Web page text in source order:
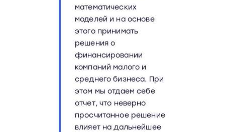
математических
моделей и на основе
этого принимать
решения о
финансировании
компаний малого и
среднего бизнеса. При
этом мы отдаем себе
отчет, что неверно
просчитанное решение
влияет на дальнейшее